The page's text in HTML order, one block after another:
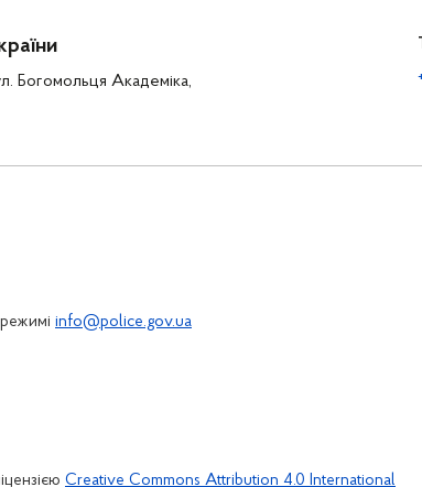
Богомольця Академіка,
info@police.gov.ua
Creative Commons Attribution 4.0 International